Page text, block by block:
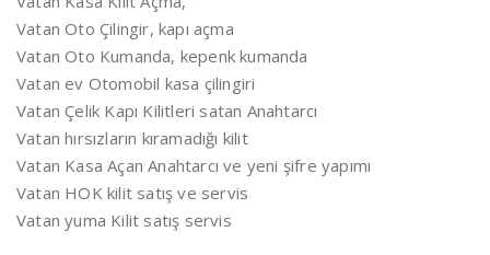
Vatan Oto Çilingir, kapı açma
Vatan Oto Kumanda, kepenk kumanda
Vatan ev Otomobil kasa çilingiri
Vatan Çelik Kapı Kilitleri satan Anahtarcı
Vatan hırsızların kıramadığı kilit
Vatan Kasa Açan Anahtarcı ve yeni şifre yapımı
Vatan HOK kilit satış ve servis
Vatan yuma Kilit satış servis